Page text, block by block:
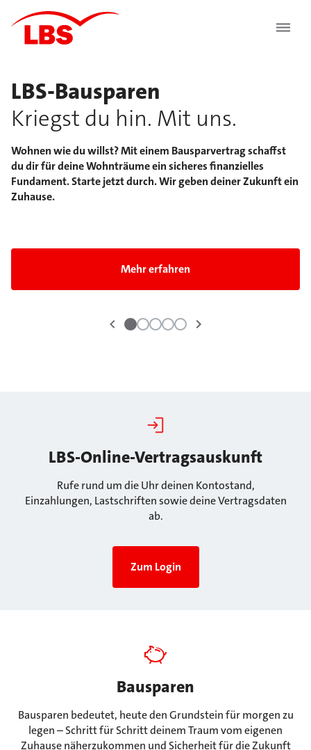
LBS-Bausparen
Kriegst du hin. Mit uns.
Wohnen wie du willst? Mit einem Bausparvertrag schaffst
du dir für deine Wohnträume ein sicheres finanzielles
Fundament. Starte jetzt durch. Wir geben deiner Zukunft ein
Zuhause.
Folie 1 von 5: LBS-Bausparen Kriegst du hin.
Mehr erfahren
LBS-Online-Vertragsauskunft
Rufe rund um die Uhr deinen Kontostand,
Einzahlungen, Lastschriften sowie deine Vertragsdaten
ab.
Zum Login
Bausparen
Bausparen bedeutet, heute den Grundstein für morgen zu
legen – Schritt für Schritt deinem Traum vom eigenen
Zuhause näherzukommen und Sicherheit für die Zukunft